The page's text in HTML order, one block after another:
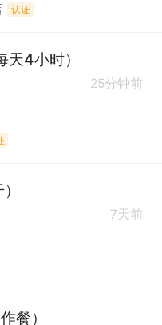
认证
4小时）
25分钟前
7天前
餐）